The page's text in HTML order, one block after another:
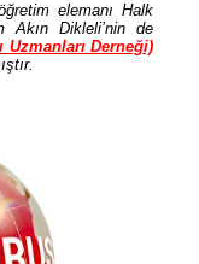
elemanı Halk
Akın Dikleli’nin de
Uzmanları Derneği)